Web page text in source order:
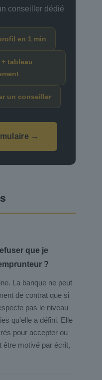
conseiller dédié
en 1 min
tableau
un conseiller
→
que je
?
La banque ne peut
de contrat que si
pas le niveau
qu'elle a défini. Elle
pour accepter ou
être motivé par écrit,